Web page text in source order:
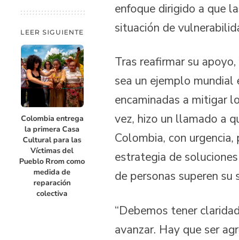
LEER SIGUIENTE
Colombia entrega
la primera Casa
Cultural para las
Víctimas del
Pueblo Rrom como
medida de
reparación
colectiva
enfoque dirigido a que
situación de
Tras reafirmar su
sea un ejemplo
encaminadas a mitigar
vez, hizo un llamado a
Colombia, con
estrategia de
de personas superen
“Debemos tener
avanzar. Hay que ser